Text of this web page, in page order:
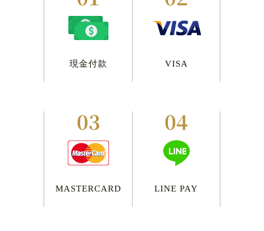
現金付款 VISA
03
MASTERCARD
04
LINE PAY